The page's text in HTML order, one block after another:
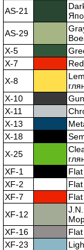
AS-21
AS-29
X-5
X-7
X-8
X-10
X-11
X-13
X-18
X-25
XF-1
XF-2
XF-7
XF-12
XF-16
XF-23